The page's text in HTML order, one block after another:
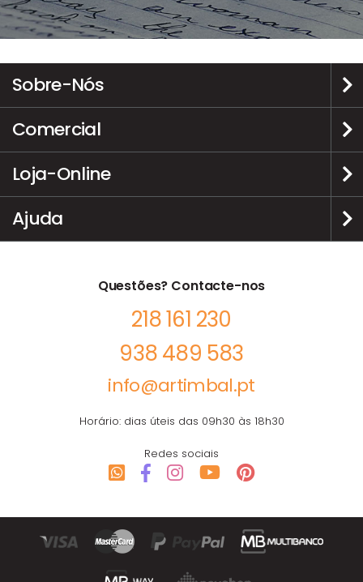
Sobre-Nós
Comercial
Loja-Online
Ajuda
Questões? Contacte-nos
218 161 230
938 489 583
info@artimbal.pt
Horário: dias úteis das 09h30 às 18h30
Redes sociais